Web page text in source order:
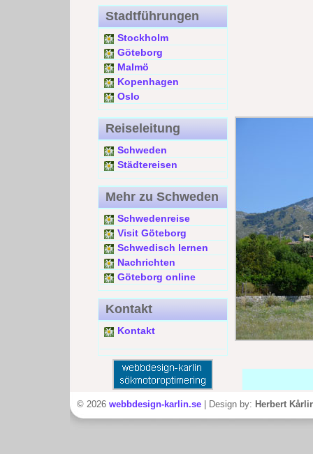
Stadtführungen
Stockholm
Göteborg
Malmö
Kopenhagen
Oslo
Reiseleitung
Schweden
Städtereisen
Mehr zu Schweden
Schwedenreise
Visit Göteborg
Schwedisch lernen
Nachrichten
Göteborg online
Kontakt
Kontakt
© 2026 webbdesign-karlin.se | Design by: Herbert